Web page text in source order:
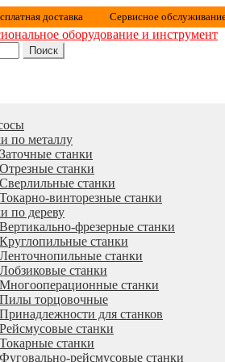
доставка Сервисное
Поиск
по металлу
Заточные станки
Отрезные станки
Сверлильные станки
Токарно-винторезные станки
по дереву
Вертикально-фрезерные станки
Круглопильные станки
Ленточнопильные станки
Лобзиковые станки
Многооперационные станки
Пилы торцовочные
Принадлежности для станков
Рейсмусовые станки
Токарные станки
Фуговально-рейсмусовые станки